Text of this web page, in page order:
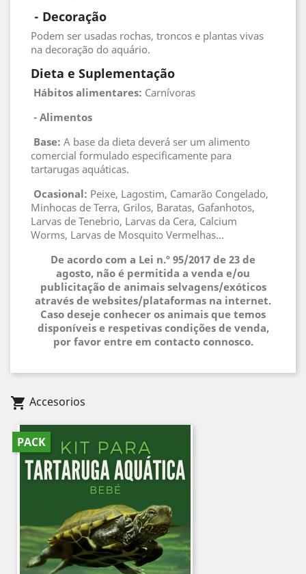
- Decoração
Podem ser usadas rochas, troncos e plantas vivas
na decoração do aquário.
Dieta e Suplementação
Hábitos alimentares: Carnívoras
- Alimentos
Base: A base da dieta deverá ser um alimento
comercial formulado especificamente para
tartarugas aquáticas.
Ocasional: Peixe, Lagostim, Camarão Congelado,
Minhocas de Terra, Grilos, Baratas, Gafanhotos,
Larvas de Tenebrio, Larvas da Cera, Calcium
Worms, Larvas de Mosquito Vermelhas...
De acordo com a Lei n.º 95/2017 de 23 de
agosto, não é permitida a venda e/ou
publicitação de animais selvagens/exóticos
através de websites/plataformas na internet.
Caso deseje conhecer os animais que temos
disponíveis e respetivas condições de venda,
por favor entre em contacto connosco.
shopping_cart Accesorios
PACK